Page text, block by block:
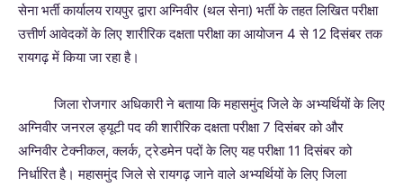
सेना भर्ती कार्यालय रायपुर द्वारा अग्निवीर (थल सेना) भर्ती के तहत लिखित परीक्षा
उत्तीर्ण आवेदकों के लिए शारीरिक दक्षता परीक्षा का आयोजन 4 से 12 दिसंबर तक
रायगढ़ में किया जा रहा है।
जिला रोजगार अधिकारी ने बताया कि महासमुंद जिले के अभ्यर्थियों के लिए
अग्निवीर जनरल ड्यूटी पद की शारीरिक दक्षता परीक्षा 7 दिसंबर को और
अग्निवीर टेक्नीकल, क्लर्क, ट्रेडमेन पदों के लिए यह परीक्षा 11 दिसंबर को
निर्धारित है। महासमुंद जिले से रायगढ़ जाने वाले अभ्यर्थियों के लिए जिला